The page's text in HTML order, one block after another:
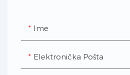
Ime
Elektronička Pošta